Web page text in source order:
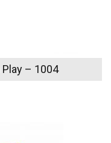
– 1004